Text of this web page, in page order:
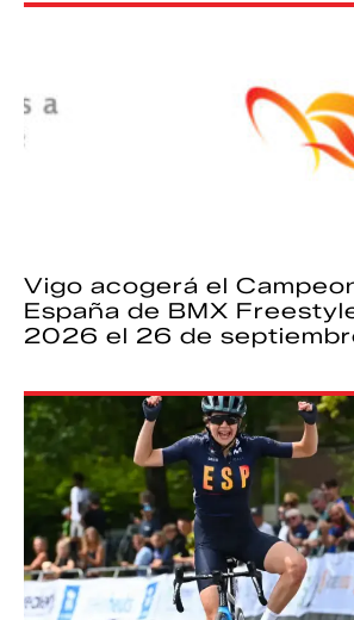
Vigo acogerá el
España de BMX
2026 el 26 de